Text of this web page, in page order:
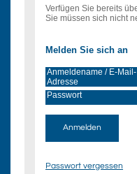
Verfügen Sie bereits
Sie müssen sich nicht
Melden Sie sich an
Anmeldename / E-Mail-
Adresse
Passwort
Anmelden
Passwort vergessen